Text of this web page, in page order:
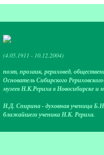
(4.05.1911 - 10.12.2004)
поэт, прозаик, рериховед,
Основатель Сибирского
музеев Н.К.Рериха в Новосибирске и
Н.Д. Спирина - духовная ученица
ближайшего ученика Н.К. Рериха.